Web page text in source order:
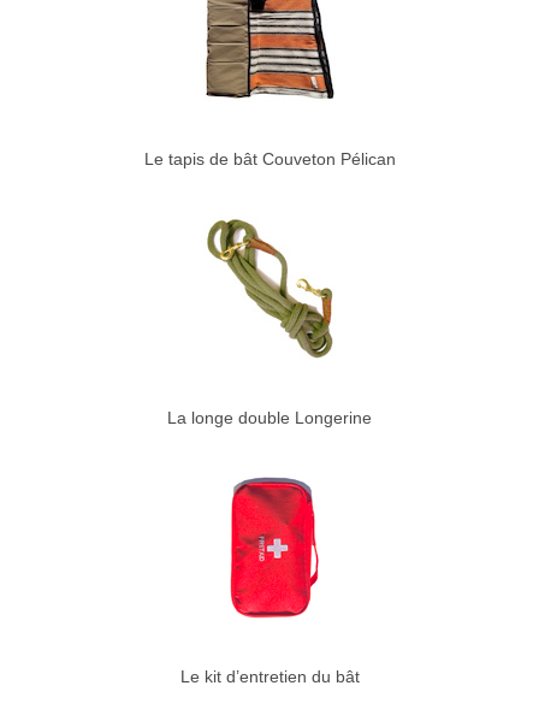
Le tapis de bât Couveton Pélican
La longe double Longerine
Le kit d’entretien du bât